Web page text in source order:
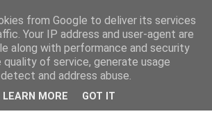
from Google to deliver its services
Your IP address and user-agent are
along with performance and security
of service, generate usage
and address abuse.
LEARN MORE GOT IT